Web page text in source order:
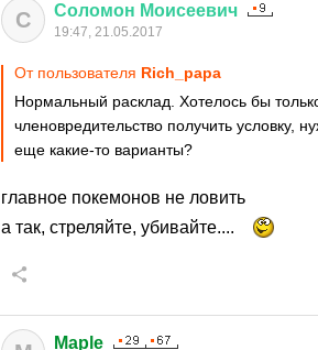
С Соломон Моисеевич
19:47, 21.05.2017
От пользователя Rich_papa
Нормальный расклад. Хотелось бы
членовредительство получить условку,
еще какие-то варианты?
главное покемонов не ловить
а так, стреляйте, убивайте....
Maple